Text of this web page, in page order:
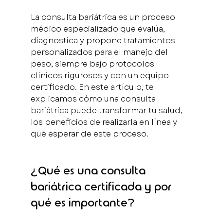
La consulta bariátrica es un proceso
médico especializado que evalúa,
diagnostica y propone tratamientos
personalizados para el manejo del
peso, siempre bajo protocolos
clínicos rigurosos y con un equipo
certificado. En este artículo, te
explicamos cómo una consulta
bariátrica puede transformar tu salud,
los beneficios de realizarla en línea y
qué esperar de este proceso.
¿Qué es una consulta
bariátrica certificada y por
qué es importante?